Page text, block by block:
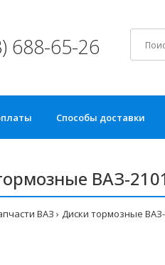
688-65-26
Способы доставки
ВАЗ-
ВАЗ Диски тормозные